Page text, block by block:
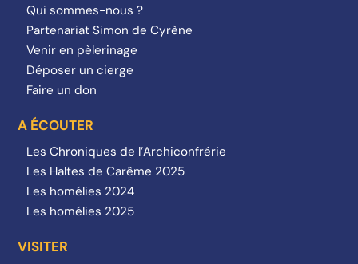
Qui sommes-nous ?
Partenariat Simon de Cyrène
Venir en pèlerinage
Déposer un cierge
Faire un don
A ÉCOUTER
Les Chroniques de l’Archiconfrérie
Les Haltes de Carême 2025
Les homélies 2024
Les homélies 2025
VISITER